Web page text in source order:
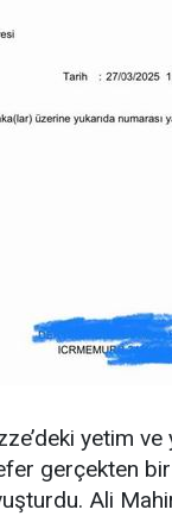
yetim ve
gerçekten
Ali